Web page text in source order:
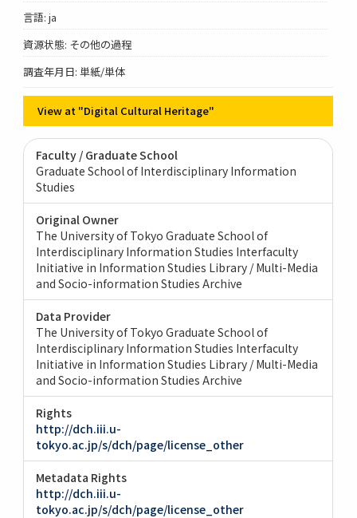
言語: ja
資源状態: その他の過程
調査年月日: 単紙/単体
View at "Digital Cultural Heritage"
Faculty / Graduate School
Graduate School of Interdisciplinary Information
Studies
Original Owner
The University of Tokyo Graduate School of
Interdisciplinary Information Studies Interfaculty
Initiative in Information Studies Library / Multi-Media
and Socio-information Studies Archive
Data Provider
The University of Tokyo Graduate School of
Interdisciplinary Information Studies Interfaculty
Initiative in Information Studies Library / Multi-Media
and Socio-information Studies Archive
Rights
http://dch.iii.u-
tokyo.ac.jp/s/dch/page/license_other
Metadata Rights
http://dch.iii.u-
tokyo.ac.jp/s/dch/page/license_other